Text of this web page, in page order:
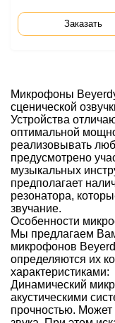
Заказать
Микрофоны
сценической
Устройства
оптимальной
реализовывать
предусмотрено
музыкальных
предполагает
резонатора,
звучание.
Особенности
Мы предлагаем
микрофонов
определяются их
характеристиками:
Динамический
акустическими
прочностью.